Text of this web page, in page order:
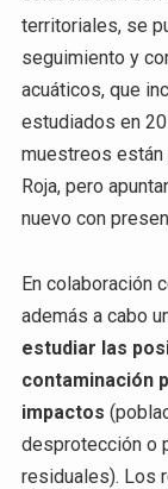
territoriales, se
seguimiento y
acuáticos, que
estudiados en
muestreos están
Roja, pero
nuevo con
En colaboración
además a cabo
estudiar las
contaminación
impactos
desprotección o
residuales). Los